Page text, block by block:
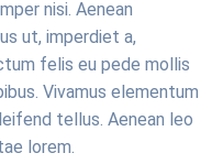
nisi. Aenean
ut, imperdiet a,
felis eu pede mollis
Vivamus elementum
tellus. Aenean leo
lorem.